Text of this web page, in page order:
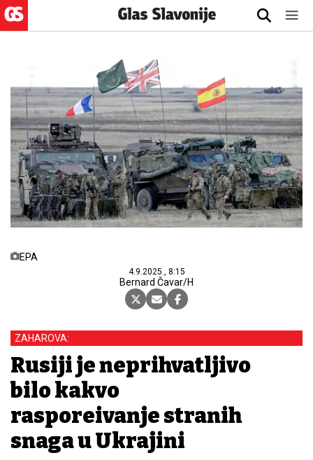
EPA
4.9.2025., 8:15
Bernard Čavar/H
ZAHAROVA:
Rusiji je neprihvatljivo
bilo kakvo
raspoređivanje stranih
snaga u Ukrajini